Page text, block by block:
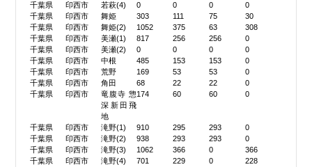
千葉県
印西市 若萩(4) 0 0 0
0
千葉県
印西市 舞姫 303 111 75
30
千葉県
印西市 舞姫(2) 1052 375 63
308
千葉県
印西市 美瀬(1) 817 256 256
0
千葉県
印西市 美瀬(2) 0 0 0
0
千葉県
印西市 中根 485 153 153
0
千葉県
印西市 荒野 169 53 53
0
千葉県
印西市 角田 68 22 22
0
千葉県
印西市
竜腹寺 惣
深新田飛
地
174 60 60 0
千葉県 印西市 滝野(1) 910 295 293
0
千葉県
印西市 滝野(2) 938 293 293
0
千葉県
印西市 滝野(3) 1062 366 0
366
千葉県
印西市 滝野(4) 701 229 0
228